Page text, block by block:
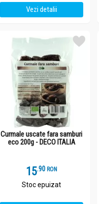
Vezi detalii
Curmale uscate fara samburi
eco 200g - DECO ITALIA
15.9 RON
Stoc epuizat